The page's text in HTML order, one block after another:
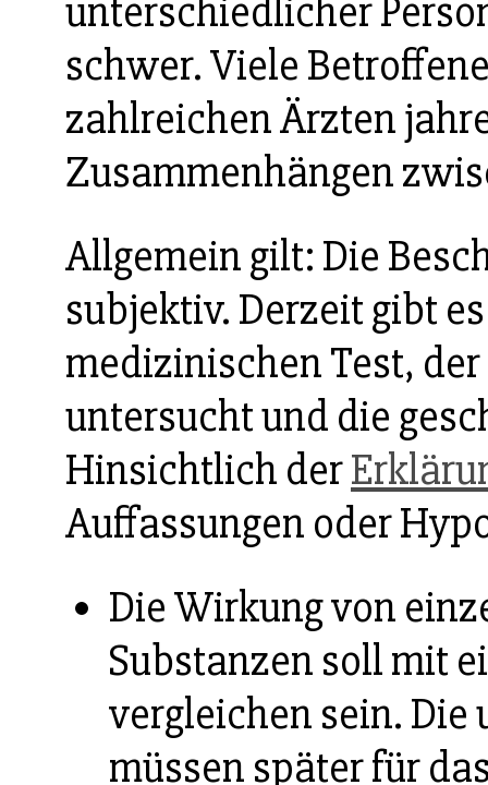
unterschiedlicher
schwer. Viele
zahlreichen Ärzten
Zusammenhängen
Allgemein gilt: Die
subjektiv. Derzeit gibt
medizinischen Test,
untersucht und die
Hinsichtlich der
Auffassungen oder
Die Wirkung von
Substanzen soll mit
vergleichen sein.
müssen später für